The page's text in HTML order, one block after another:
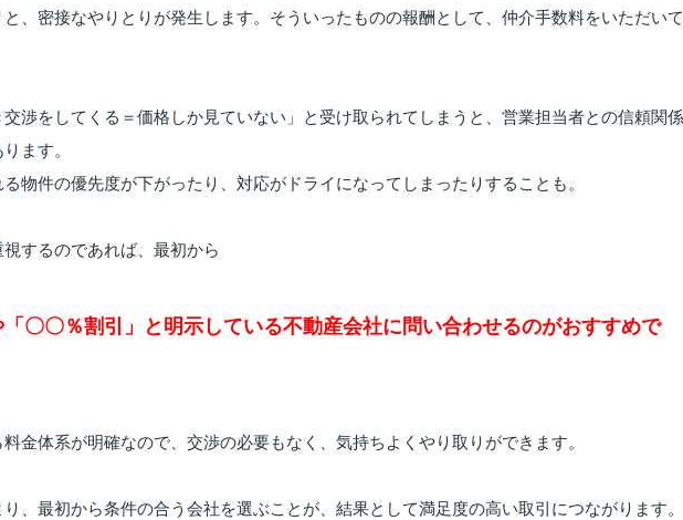
と、 密接なやりとり が発生 し ます。そういったものの報酬として、仲介手数料をいただいて
交渉を して くる＝価格 しか見ていない」 と 受け取 られて しまう と、 営業担当者との信頼関係
り ます。
る物件の優先度が下がったり、 対応が ドライになって し まったりする こと も。
視するのであれば、 最初から
〇〇％割引」 と 明示 している不動産会社に 問い合わせるのがおすすめで
料金体系が明確なので、 交渉の必要もなく、 気持ち よく やり取り ができ ます。
、 最初から条件の合う 会社を選ぶこと が、 結果として満足度の高い取引 につながり ます。